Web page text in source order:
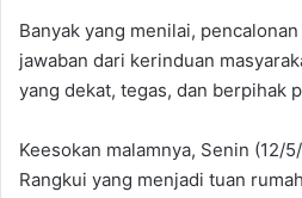
Banyak yang menilai,
jawaban dari kerinduan
yang dekat, tegas, dan berpihak
Keesokan malamnya, Senin (12/
Rangkui yang menjadi tuan